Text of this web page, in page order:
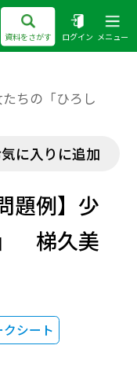
資料をさがす ログイン メニュー
ちの「ひろし
に入りに追加
題例】少
梯久美
シート